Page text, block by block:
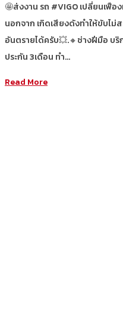
🤩ส่งงาน รถ #VIGO เปลี่ยนเฟื
นอกจาก เกิดเสียงดังทำให้ขับไม่
อันตรายได้ครับ💥.🔸ช่างฝีมือ บริ
ประกัน 3เดือน ทำ…
Read More